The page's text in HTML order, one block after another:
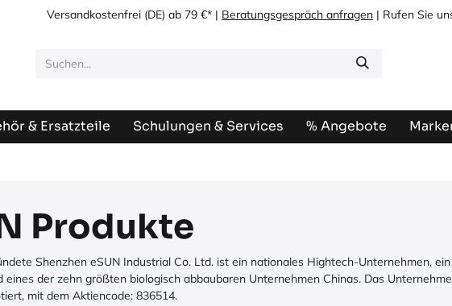
Versandkostenfrei (DE) ab 79 €* | Beratungsgespräch anfragen | Rufen Sie
& Ersatzteile Schulungen & Services % Angebote
Produkte
Shenzhen eSUN Industrial Co. Ltd. ist ein nationales Hightech-Unternehmen,
eines der zehn größten biologisch abbaubaren Unternehmen Chinas. Das
mit dem Aktiencode: 836514.